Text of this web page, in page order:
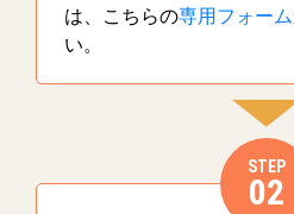
は、こちらの専用フォーム
い。
STEP
02